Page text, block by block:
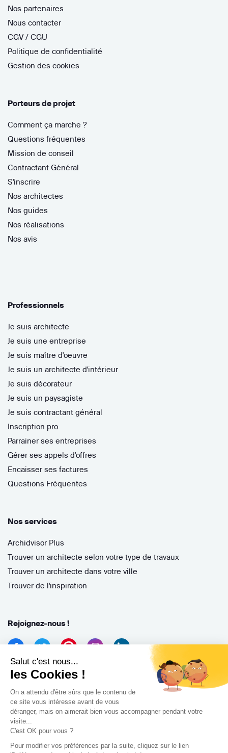
Salut c'est nous...
les Cookies !
On a attendu d'être sûrs que le contenu de
ce site vous intéresse avant de vous
déranger, mais on aimerait bien vous accompagner pendant votre
visite...
C'est OK pour vous ?
Pour modifier vos préférences par la suite, cliquez sur le lien
Nos partenaires
Nous contacter
CGV / CGU
Politique de confidentialité
Gestion des cookies
Porteurs de projet
Comment ça marche ?
Questions fréquentes
Mission de conseil
Contractant Général
S'inscrire
Nos architectes
Nos guides
Nos réalisations
Nos avis
Professionnels
Je suis architecte
Je suis une entreprise
Je suis maître d'oeuvre
Je suis un architecte d'intérieur
Je suis décorateur
Je suis un paysagiste
Je suis contractant général
Inscription pro
Parrainer ses entreprises
Gérer ses appels d'offres
Encaisser ses factures
Questions Fréquentes
Nos services
Archidvisor Plus
Trouver un architecte selon votre type de travaux
Trouver un architecte dans votre ville
Trouver de l'inspiration
Rejoignez-nous !
Archidvisor
13 Rue des Cordeliers, 33000 Bordeaux, France